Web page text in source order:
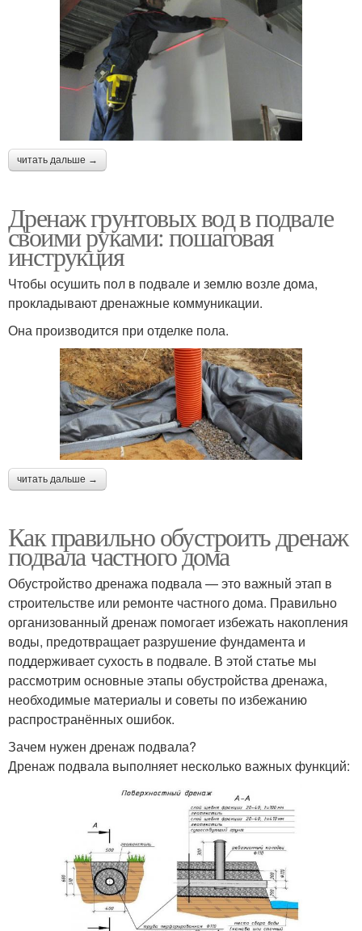
читать дальше →
Дренаж грунтовых вод в подвале
своими руками: пошаговая
инструкция
Чтобы осушить пол в подвале и землю возле дома,
прокладывают дренажные коммуникации.
Она производится при отделке пола.
читать дальше →
Как правильно обустроить дренаж
подвала частного дома
Обустройство дренажа подвала — это важный этап в
строительстве или ремонте частного дома. Правильно
организованный дренаж помогает избежать накопления
воды, предотвращает разрушение фундамента и
поддерживает сухость в подвале. В этой статье мы
рассмотрим основные этапы обустройства дренажа,
необходимые материалы и советы по избежанию
распространённых ошибок.
Зачем нужен дренаж подвала?
Дренаж подвала выполняет несколько важных функций: